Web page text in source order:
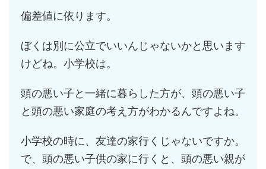
偏差値に依ります。
ぼくは別に公立でいいんじゃないかと思います
けどね。小学校は。
頭の悪い子と一緒に暮らした方が、頭の悪い子
と頭の悪い家庭の考え方がわかるんですよね。
小学校の時に、友達の家行くじゃないですか。
で、頭の悪い子供の家に行くと、頭の悪い親が